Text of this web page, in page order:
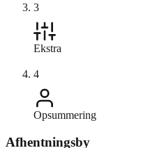
3
Ekstra
4
Opsummering
Afhentningsby